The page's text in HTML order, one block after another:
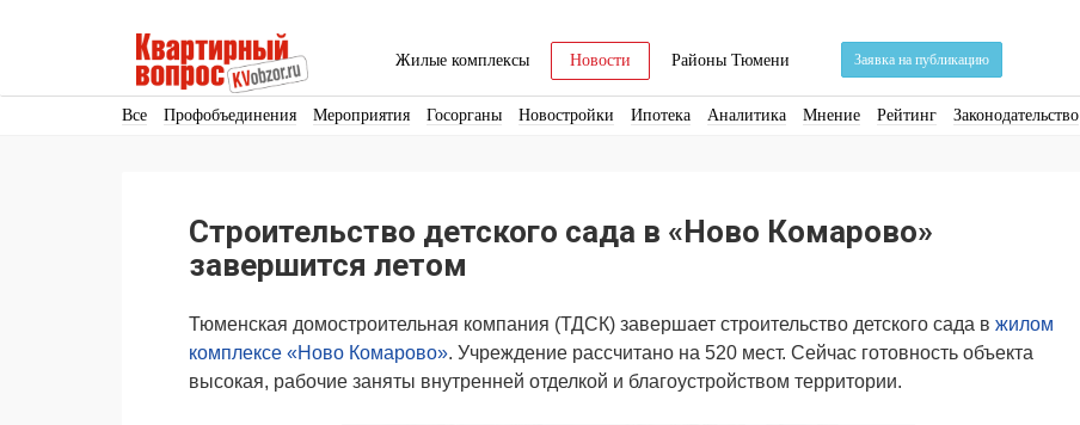
Жилые комплексы Новости Районы Тюмени Заявка на публикацию
Все Профобъединения Мероприятия Госорганы Новостройки Ипотека Аналитика Мнение Рейтинг Законодательство
Строительство детского сада в «Ново Комарово»
завершится летом
Тюменская домостроительная компания (ТДСК) завершает строительство детского сада в жилом
комплексе «Ново Комарово». Учреждение рассчитано на 520 мест. Сейчас готовность объекта
высокая, рабочие заняты внутренней отделкой и благоустройством территории.